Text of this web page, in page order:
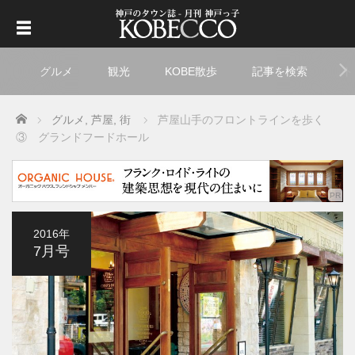
グルメ 観光 KOBE散歩 記事を検索
Home グルメ 芦屋 街
芦屋山手のフロントラインを歩く
③ グランドフードホール
2016年
7月号